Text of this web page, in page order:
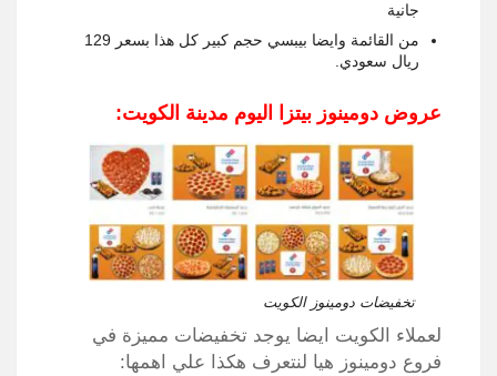
جانية
من القائمة وايضا بيبسي حجم كبير كل هذا بسعر 129
ريال سعودي.
عروض دومينوز بيتزا اليوم مدينة الكويت:
تخفيضات دومينوز الكويت
لعملاء الكويت ايضا يوجد تخفيضات مميزة في
فروع دومينوز هيا لنتعرف هكذا علي اهمها: